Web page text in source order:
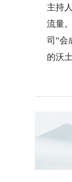
主持
流量
司”会
的沃